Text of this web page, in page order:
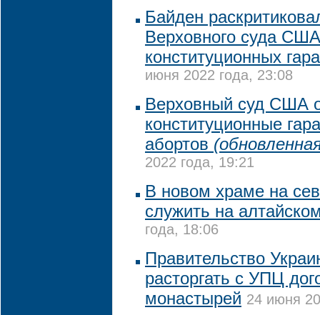
Байден
Верховного суда
конституционных
июня 2022 года, 23:08
Верховный суд США
конституционные
абортов
2022 года, 19:21
В новом храме на
служить на
года, 18:06
Правительство
расторгать с УПЦ
монастырей 24 июня